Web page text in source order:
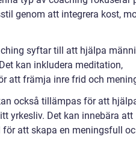
genom att integrera kost,
syftar till att hjälpa
kan inkludera meditation,
att främja inre frid och
också tillämpas för att
yrkesliv. Det kan innebära att
att skapa en meningsfull